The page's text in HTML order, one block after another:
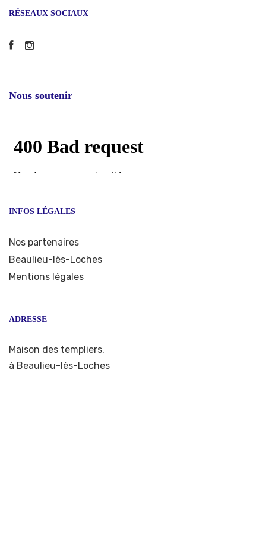
RÉSEAUX SOCIAUX
Facebook
Instagram
Nous soutenir
INFOS LÉGALES
Nos partenaires
Beaulieu-lès-Loches
Mentions légales
ADRESSE
Maison des templiers,
à Beaulieu-lès-Loches